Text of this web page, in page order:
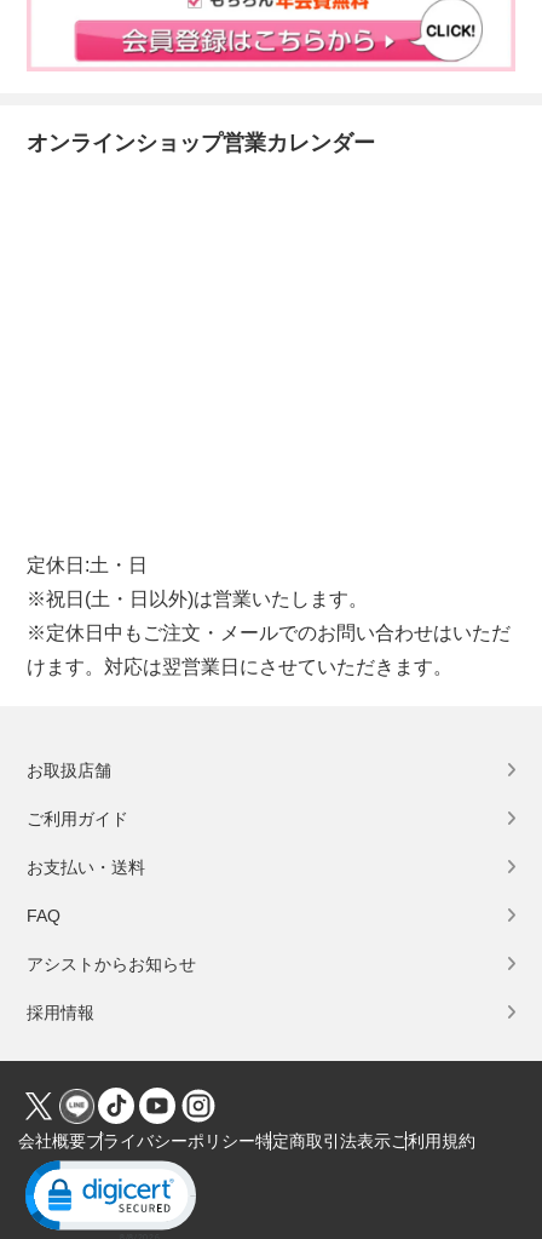
オンラインショップ営業カレンダー
定休日:土・日
※祝日(土・日以外)は営業いたします。
※定休日中もご注文・メールでのお問い合わせはいただ
けます。対応は翌営業日にさせていただきます。
お取扱店舗
ご利用ガイド
お支払い・送料
FAQ
アシストからお知らせ
採用情報
会社概要プライバシーポリシー特定商取引法表示ご利用規約
Click to open certificate verification popup